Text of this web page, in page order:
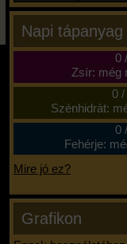
Napi
0/
Zsír: még
0/
Szénhidrát:
0/
Fehérje:
Mire jó ez?
Grafikon